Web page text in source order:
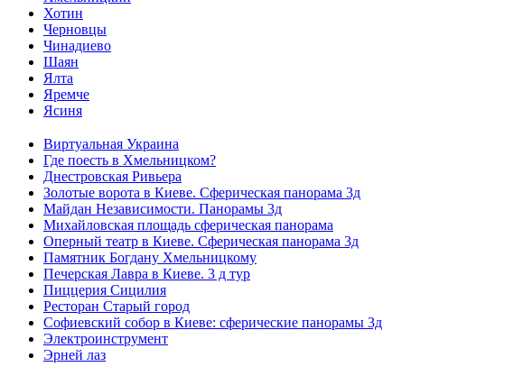
Хотин
Черновцы
Чинадиево
Шаян
Ялта
Яремче
Ясиня
Виртуальная Украина
Где поесть в Хмельницком?
Днестровская Ривьера
Золотые ворота в Киеве. Сферическая панорама 3д
Майдан Независимости. Панорамы 3д
Михайловская площадь сферическая панорама
Оперный театр в Киеве. Сферическая панорама 3д
Памятник Богдану Хмельницкому
Печерская Лавра в Киеве. 3 д тур
Пиццерия Сицилия
Ресторан Старый город
Софиевский собор в Киеве: сферические панорамы 3д
Электроинструмент
Эрней лаз